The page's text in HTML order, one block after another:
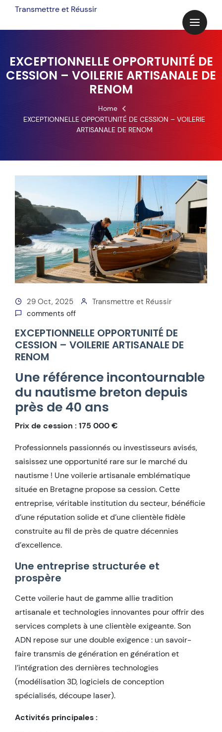
content
Transmettre et Réussir
EXCEPTIONNELLE OPPORTUNITÉ DE
CESSION – VOILERIE ARTISANALE DE
RENOM
Home
EXCEPTIONNELLE OPPORTUNITÉ DE CESSION – VOILERIE
ARTISANALE DE RENOM
29 Oct, 2025
Transmettre et Réussir
comments off
EXCEPTIONNELLE OPPORTUNITÉ DE
CESSION – VOILERIE ARTISANALE DE
RENOM
Une référence incontournable
du nautisme breton depuis
près de 40 ans
Prix de cession : 175 000 €
Professionnels passionnés ou investisseurs avisés,
saisissez une opportunité rare sur le marché du
nautisme ! Une voilerie artisanale emblématique
située en Bretagne propose sa cession. Cette
entreprise, véritable institution du secteur, bénéficie
d’une réputation solide et d’une clientèle fidèle
construite au fil de près de quatre décennies
d’excellence.
Une entreprise structurée et
prospère
Cette voilerie haut de gamme allie tradition
artisanale et technologies innovantes pour offrir des
services complets à une clientèle exigeante. Son
ADN repose sur une double exigence : un savoir-
faire transmis de génération en génération et
l’intégration des dernières technologies
(modélisation 3D, logiciels de conception
spécialisés, découpe laser).
Activités principales :